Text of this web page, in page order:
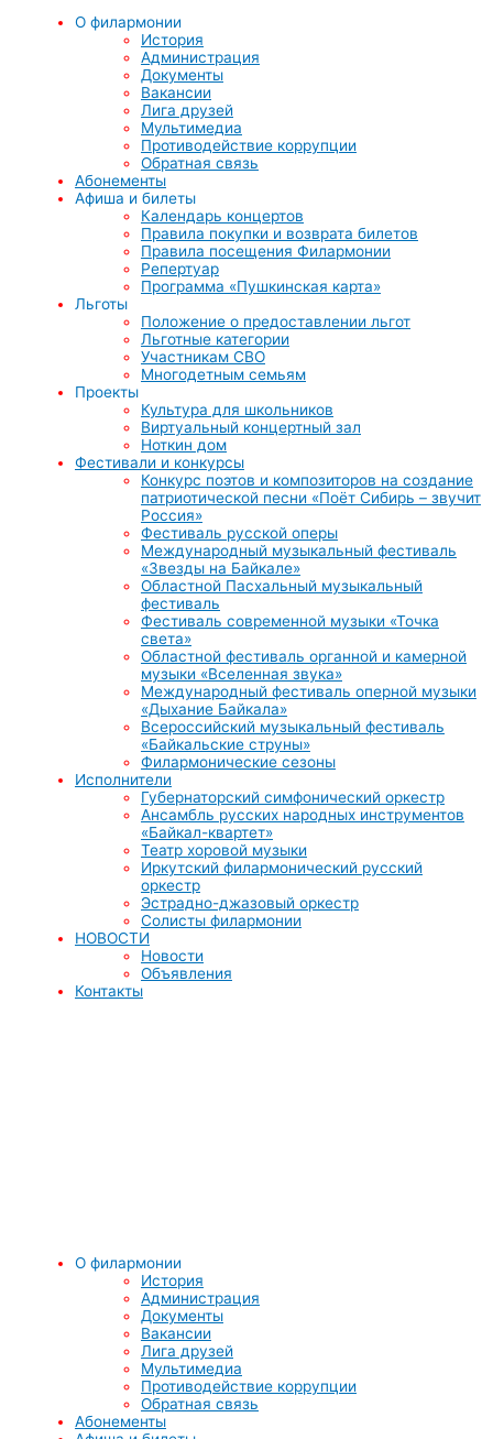
О филармонии
История
Администрация
Документы
Вакансии
Лига друзей
Мультимедиа
Противодействие коррупции
Обратная связь
Абонементы
Афиша и билеты
Календарь концертов
Правила покупки и возврата билетов
Правила посещения Филармонии
Репертуар
Программа «Пушкинская карта»
Льготы
Положение о предоставлении льгот
Льготные категории
Участникам СВО
Многодетным семьям
Проекты
Культура для школьников
Виртуальный концертный зал
Ноткин дом
Фестивали и конкурсы
Конкурс поэтов и композиторов на создание
патриотической песни «Поёт Сибирь – звучит
Россия»
Фестиваль русской оперы
Международный музыкальный фестиваль
«Звезды на Байкале»
Областной Пасхальный музыкальный
фестиваль
Фестиваль современной музыки «Точка
света»
Областной фестиваль органной и камерной
музыки «Вселенная звука»
Международный фестиваль оперной музыки
«Дыхание Байкала»
Всероссийский музыкальный фестиваль
«Байкальские струны»
Филармонические сезоны
Исполнители
Губернаторский симфонический оркестр
Ансамбль русских народных инструментов
«Байкал-квартет»
Театр хоровой музыки
Иркутский филармонический русский
оркестр
Эстрадно-джазовый оркестр
Солисты филармонии
НОВОСТИ
Новости
Объявления
Контакты
О филармонии
История
Администрация
Документы
Вакансии
Лига друзей
Мультимедиа
Противодействие коррупции
Обратная связь
Абонементы